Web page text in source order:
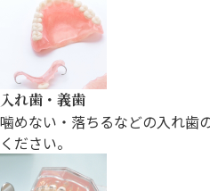
入れ歯・義歯
噛めない・落ちるなどの入れ歯
ください。